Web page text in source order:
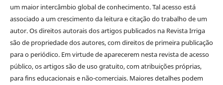
um maior intercâmbio global de conhecimento. Tal acesso está
associado a um crescimento da leitura e citação do trabalho de um
autor. Os direitos autorais dos artigos publicados na Revista Irriga
são de propriedade dos autores, com direitos de primeira publicação
para o periódico. Em virtude de aparecerem nesta revista de acesso
público, os artigos são de uso gratuito, com atribuições próprias,
para fins educacionais e não-comerciais. Maiores detalhes podem